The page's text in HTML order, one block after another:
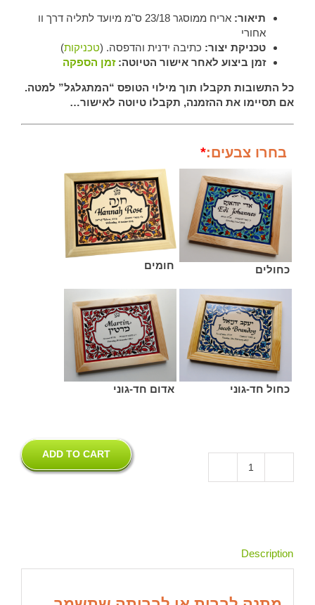
תיאור:
אריח ממוסגר 23/18 ס"מ מיועד לתליה דרך וו
אחורי
טכניקת יצור: כתיבה ידנית והדפסה. (טכניקות)
זמן ביצוע לאחר אישור הטיוטה:זמן הספקה
כל התשובות תקבלו תוך מילוי הטופס “המתגלגל” למטה.
אם תסיימו את ההזמנה, תקבלו טיוטה לאישור…
בחרו צבעים:*
כחולים חומים
כחול חד-גוני אדום חד-גוני
שלט
quantity
ADD TO CART
Description